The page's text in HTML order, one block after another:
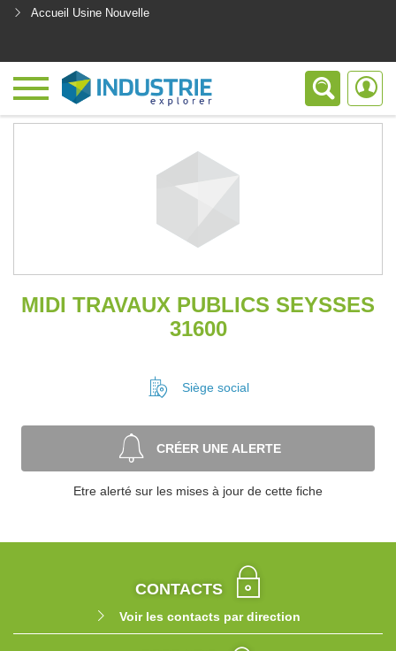
Accueil Usine Nouvelle
MIDI TRAVAUX PUBLICS SEYSSES
31600
Siège social
CRÉER UNE ALERTE
Etre alerté sur les mises à jour de cette fiche
CONTACTS
Voir les contacts par direction